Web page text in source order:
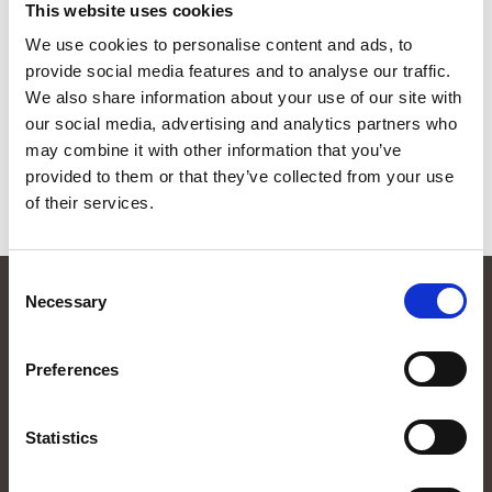
This website uses cookies
We use cookies to personalise content and ads, to
provide social media features and to analyse our traffic.
We also share information about your use of our site with
our social media, advertising and analytics partners who
may combine it with other information that you’ve
provided to them or that they’ve collected from your use
of their services.
Selection
Necessary
Preferences
Statistics
Perioder: Oktober-mars, april-september. 2500 kr
per period.
Mailastina@almfritid.seför att boka din plats!
Hyreskontrakt för uppställning